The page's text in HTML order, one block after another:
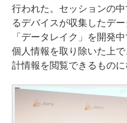
行われた。セッションの
るデバイスが収集したデ
「データレイク」を開発
個人情報を取り除いた上
計情報を閲覧できるものに